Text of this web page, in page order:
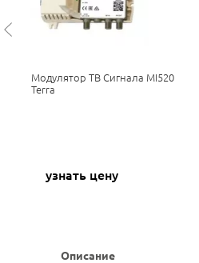
Модулятор ТВ Сигнала MI520
Terra
узнать цену
Описание